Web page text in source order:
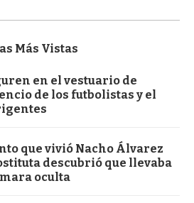
Más Vistas
en el vestuario de
de los futbolistas y el
que vivió Nacho Álvarez
descubrió que llevaba
oculta